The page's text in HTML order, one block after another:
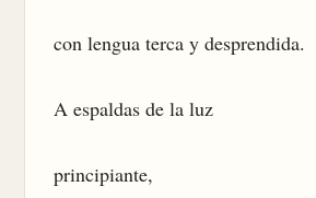
con lengua terca y desprendida.
A espaldas de la luz
principiante,